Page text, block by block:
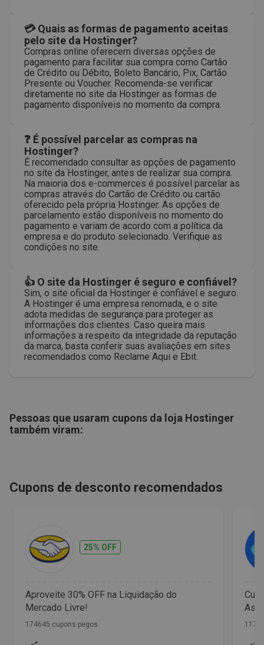
💳 Quais as formas de pagamento aceitas
pelo site da Hostinger?
Compras online oferecem diversas opções de
pagamento para facilitar sua compra como Cartão
de Crédito ou Débito, Boleto Bancário, Pix, Cartão
Presente ou Voucher. Recomenda-se verificar
diretamente no site da Hostinger as formas de
pagamento disponíveis no momento da compra.
❓ É possível parcelar as compras na
Hostinger?
É recomendado consultar as opções de pagamento
no site da Hostinger, antes de realizar sua compra.
Na maioria dos e-commerces é possível parcelar as
compras através do Cartão de Crédito ou cartão
oferecido pela própria Hostinger. As opções de
parcelamento estão disponíveis no momento do
pagamento e variam de acordo com a política da
empresa e do produto selecionado. Verifique as
condições no site.
👍 O site da Hostinger é seguro e confiável?
Sim, o site oficial da Hostinger é confiável e seguro.
A Hostinger é uma empresa renomada, e o site
adota medidas de segurança para proteger as
informações dos clientes. Caso queira mais
informações a respeito da integridade da reputação
da marca, basta conferir suas avaliações em sites
recomendados como Reclame Aqui e Ebit.
Pessoas que usaram cupons da loja Hostinger
também viram:
Cupons de desconto recomendados
25% OFF
Aproveite 30% OFF na Liquidação do
Mercado Livre!
174645 cupons pegos 1172